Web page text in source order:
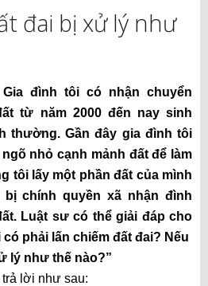
đai bị xử lý như
đình tôi có nhận chuyển
từ năm 2000 đến nay sinh
thường. Gần đây gia đình tôi
nhỏ cạnh mảnh đất để làm
tôi lấy một phần đất của mình
chính quyền xã nhận đình
Luật sư có thể giải đáp cho
phải lấn chiếm đất đai? Nếu
lý như thế nào?”
lời như sau: